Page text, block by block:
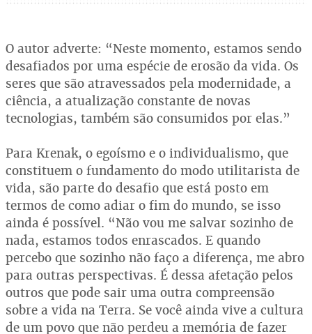
O autor adverte: “Neste momento, estamos sendo
desafiados por uma espécie de erosão da vida. Os
seres que são atravessados pela modernidade, a
ciência, a atualização constante de novas
tecnologias, também são consumidos por elas.”
Para Krenak, o egoísmo e o individualismo, que
constituem o fundamento do modo utilitarista de
vida, são parte do desafio que está posto em
termos de como adiar o fim do mundo, se isso
ainda é possível. “Não vou me salvar sozinho de
nada, estamos todos enrascados. E quando
percebo que sozinho não faço a diferença, me abro
para outras perspectivas. É dessa afetação pelos
outros que pode sair uma outra compreensão
sobre a vida na Terra. Se você ainda vive a cultura
de um povo que não perdeu a memória de fazer